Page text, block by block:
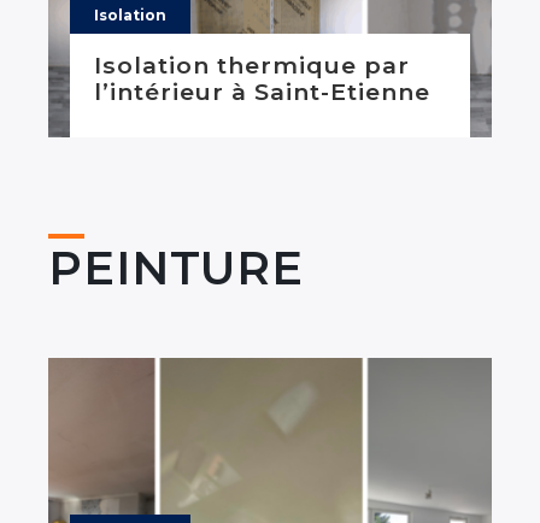
Isolation
Isolation thermique par
l’intérieur à Saint-Etienne
PEINTURE